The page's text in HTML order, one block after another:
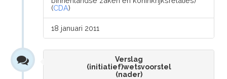
(CDA)
18 januari 2011
Verslag
(initiatief)wetsvoorstel
(nader)